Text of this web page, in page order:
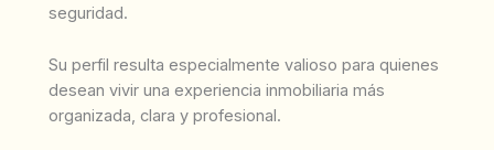
seguridad.
Su perfil resulta especialmente valioso para quienes
desean vivir una experiencia inmobiliaria más
organizada, clara y profesional.